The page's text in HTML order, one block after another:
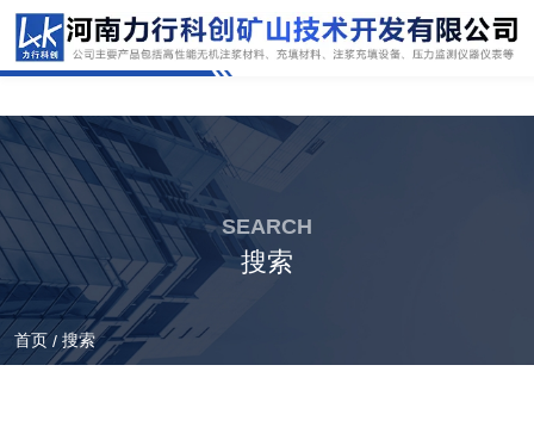
SEARCH
搜索
首页/ 搜索